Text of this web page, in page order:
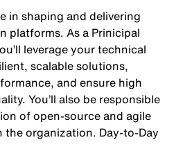
in shaping and delivering
platforms. As a Prinicipal
leverage your technical
scalable solutions,
and ensure high
You’ll also be responsible
of open-source and agile
organization. Day-to-Day